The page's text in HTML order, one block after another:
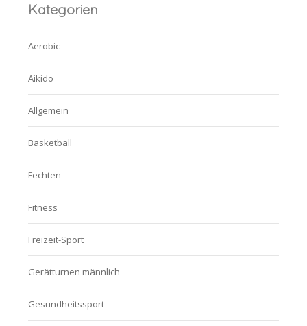
Kategorien
Aerobic
Aikido
Allgemein
Basketball
Fechten
Fitness
Freizeit-Sport
Gerätturnen männlich
Gesundheitssport